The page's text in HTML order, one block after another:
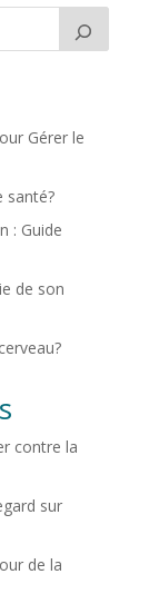
Gérer le
santé?
: Guide
de son
contre la
sur
de la